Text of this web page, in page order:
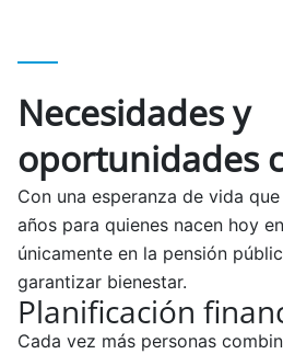
Necesidades y
oportunidades
Con una esperanza de vida
años para quienes nacen hoy
únicamente en la pensión
garantizar bienestar.
Planificación
Cada vez más personas